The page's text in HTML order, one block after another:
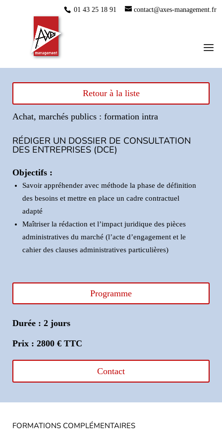
01 43 25 18 91 contact@axes-management.fr
Retour à la liste
Achat, marchés publics : formation intra
RÉDIGER UN DOSSIER DE CONSULTATION
DES ENTREPRISES (DCE)
Objectifs :
Savoir appréhender avec méthode la phase de définition
des besoins et mettre en place un cadre contractuel
adapté
Maîtriser la rédaction et l’impact juridique des pièces
administratives du marché (l’acte d’engagement et le
cahier des clauses administratives particulières)
Programme
Durée : 2 jours
Prix : 2800 € TTC
Contact
FORMATIONS COMPLÉMENTAIRES